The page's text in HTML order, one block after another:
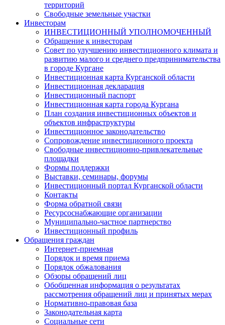
территорий
Свободные земельные участки
Инвесторам
ИНВЕСТИЦИОННЫЙ УПОЛНОМОЧЕННЫЙ
Обращение к инвесторам
Совет по улучшению инвестиционного климата и
развитию малого и среднего предпринимательства
в городе Кургане
Инвестиционная карта Курганской области
Инвестиционная декларация
Инвестиционный паспорт
Инвестиционная карта города Кургана
План создания инвестиционных объектов и
объектов инфраструктуры
Инвестиционное законодательство
Сопровождение инвестиционного проекта
Свободные инвестиционно-привлекательные
площадки
Формы поддержки
Выставки, семинары, форумы
Инвестиционный портал Курганской области
Контакты
Форма обратной связи
Ресурсоснабжающие организации
Муниципально-частное партнерство
Инвестиционный профиль
Обращения граждан
Интернет-приемная
Порядок и время приема
Порядок обжалования
Обзоры обращений лиц
Обобщенная информация о результатах
рассмотрения обращений лиц и принятых мерах
Нормативно-правовая база
Законодательная карта
Социальные сети